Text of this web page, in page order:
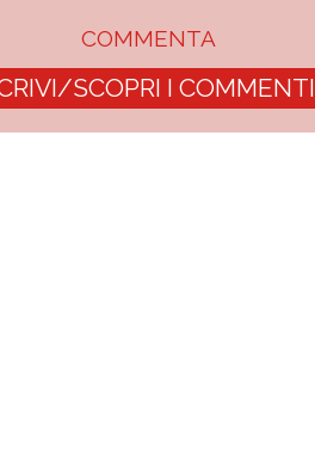
COMMENTA
SCOPRI I COMMENTI